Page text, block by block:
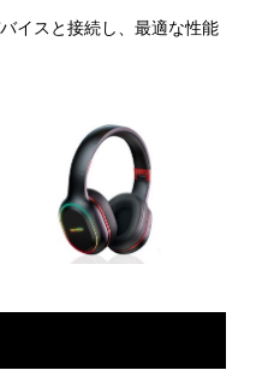
イスと接続し、最適な性能